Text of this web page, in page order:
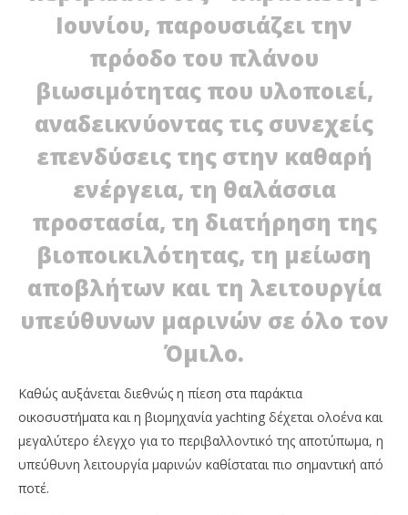
NOW VIEWING
Η D-Marin ανακοινώνει την πρόοδο του πλάνου
βιωσιμότητας, ενόψει της Παγκόσμιας Ημέρας
Περιβάλλοντος 2026
04/06/2026
room
Ιουνίου, παρουσιάζει την
πρόοδο του πλάνου
βιωσιμότητας που υλοποιεί,
αναδεικνύοντας τις συνεχείς
επενδύσεις της στην καθαρή
ενέργεια, τη θαλάσσια
προστασία, τη διατήρηση της
βιοποικιλότητας, τη μείωση
αποβλήτων και τη λειτουργία
υπεύθυνων μαρινών σε όλο τον
Όμιλο.
Καθώς αυξάνεται διεθνώς η πίεση στα παράκτια
οικοσυστήματα και η βιομηχανία yachting δέχεται ολοένα και
μεγαλύτερο έλεγχο για το περιβαλλοντικό της αποτύπωμα, η
υπεύθυνη λειτουργία μαρινών καθίσταται πιο σημαντική από
ποτέ.